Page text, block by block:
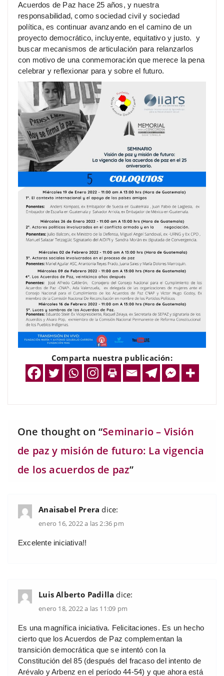
Acuerdos de Paz hace 25 años, y nuestra
responsabilidad, como sociedad civil y sociedad
política, es continuar avanzando en el camino de un
proyecto democrático, incluyente, equitativo y justo. y
buscar mecanismos de articulación para relanzarlos
con motivo de una conmemoración que merece la pena
celebrar y reflexionar para y sobre el futuro.
Comparta nuestra publicación:
One thought on “Seminario – Visión
de paz y misión de futuro: La vigencia
de los acuerdos de paz”
Anaisabel Prera dice:
enero 16, 2022 a las 2:36 pm
Excelente iniciativa!!
Luis Alberto Padilla dice:
enero 18, 2022 a las 11:09 pm
Es una magnífica iniciativa. Felicitaciones. Es un hecho
cierto que los Acuerdos de Paz complementan la
transición democrática que se intentó con la
Constitución del 85 (después del fracaso del intento de
Arévalo y Arbenz en el período 44-54) y que ahora está